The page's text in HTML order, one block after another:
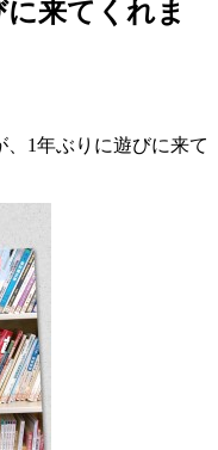
来てくれま
1年ぶりに遊びに来て